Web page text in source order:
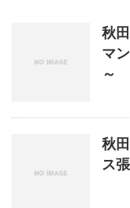
秋
マ
～
秋
ス